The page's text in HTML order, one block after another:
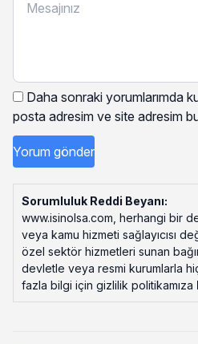
Daha sonraki yorumlarımda
posta adresim ve site adresim
Sorumluluk Reddi Beyanı:
www.isinolsa.com, herhangi bir
veya kamu hizmeti sağlayıcısı
özel sektör hizmetleri sunan
devletle veya resmi kurumlarla
fazla bilgi için gizlilik politikamıza